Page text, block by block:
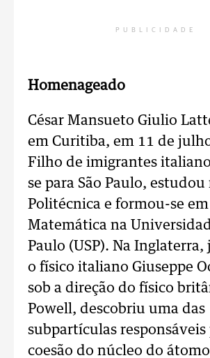
PUBLICIDADE
Homenageado
César Mansueto Giulio
em Curitiba, em 11 de
Filho de imigrantes
se para São Paulo, estudou
Politécnica e formou-se em
Matemática na
Paulo (USP). Na
o físico italiano Giuseppe
sob a direção do físico
Powell, descobriu uma das
subpartículas responsáveis
coesão do núcleo do